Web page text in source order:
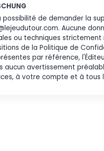
9- AUFBEWAHRUNG
Technische Daten
genannten Zwecke
10- KONTOLÖSCHUNG
L'Utilisateur a la
mail à